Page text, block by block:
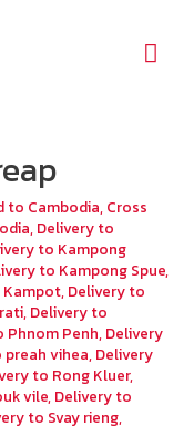
to Cambodia, Cross
, Delivery to
to Kampong
to Kampong Spue,
Kampot, Delivery to
, Delivery to
Phnom Penh, Delivery
preah vihea, Delivery
to Rong Kluer,
vile, Delivery to
to Svay rieng,